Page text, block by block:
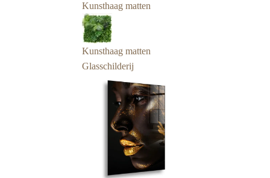
Kunsthaag matten
Kunsthaag matten
Glasschilderij